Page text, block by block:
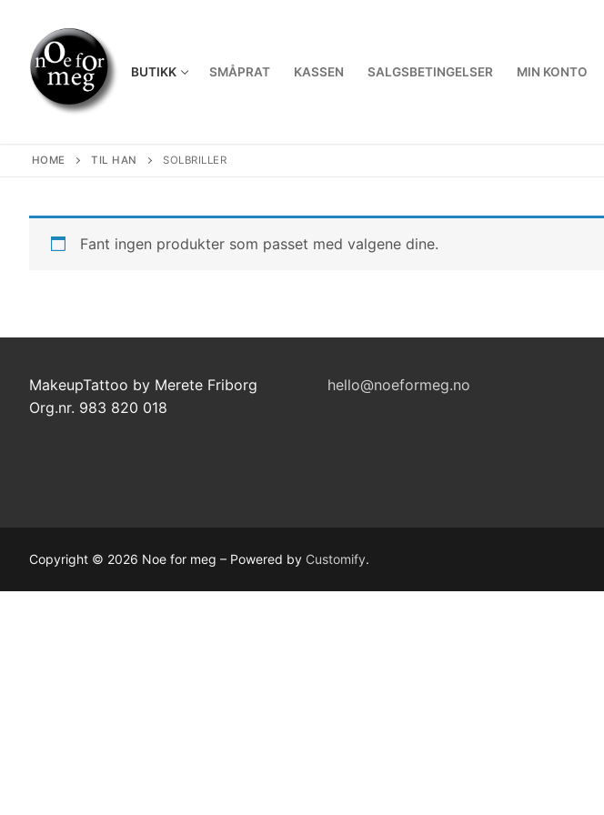
content
BUTIKK SMÅPRAT KASSEN SALGSBETINGELSER MIN KONTO
HOME TIL HAN SOLBRILLER
Fant ingen produkter som passet med valgene dine.
MakeupTattoo by Merete Friborg
Org.nr. 983 820 018
hello@noeformeg.no
Copyright © 2026 Noe for meg – Powered by Customify.